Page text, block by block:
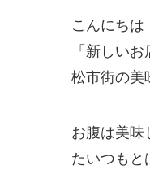
こんにちは
「新しい
松市街の美
お腹は美味
たいつもと